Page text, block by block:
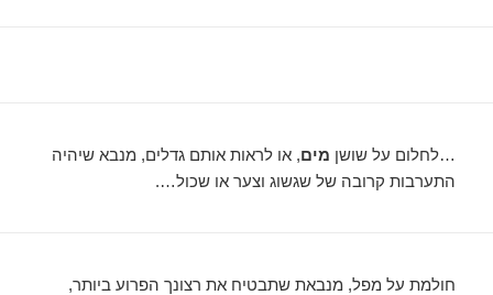
…לחלום על שושן מים, או לראות אותם גדלים, מנבא שיהיה
התערבות קרובה של שגשוג וצער או שכול….
חולמת על מפל, מנבאת שתבטיח את רצונך הפרוע ביותר,